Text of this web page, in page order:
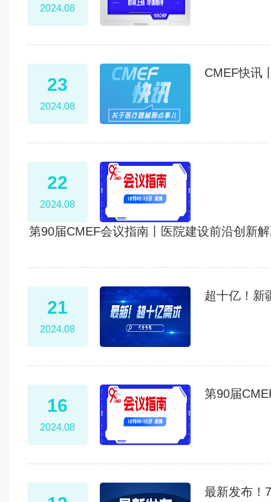
2024.08
23
2024.08
CMEF快讯
22
2024.08
第90届CMEF会议指南丨医院建设前沿创新
21
2024.08
超十亿！新
16
2024.08
第90届
最新发布！